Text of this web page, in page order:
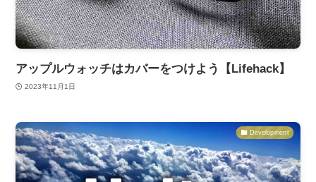
アップルウォッチはカバーをつけよう【Lifehack】
2023年11月1日
Development